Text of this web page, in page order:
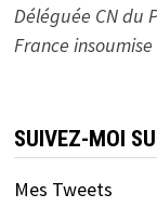
Déléguée CN du
France insoumise
SUIVEZ-MOI
Mes Tweets